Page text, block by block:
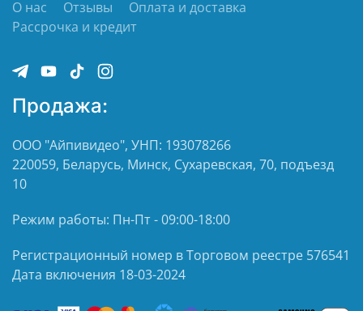
О нас Отзывы
Оплата и доставка
Рассрочка и кредит
Продажа:
ООО "Айпивидео", УНП: 193078266
220059, Беларусь, Минск, Сухаревская, 70, подъезд
10
Режим работы: Пн-Пт - 09:00-18:00
Регистрационный номер в Торговом реестре 576541
Дата включения 18-03-2024